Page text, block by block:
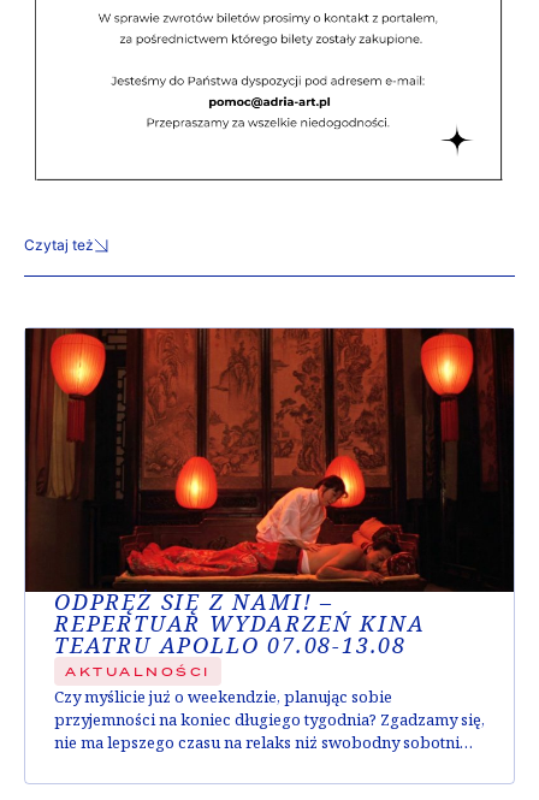
Czytaj też
ODPRĘŻ SIĘ Z NAMI! –
REPERTUAR WYDARZEŃ KINA
TEATRU APOLLO 07.08-13.08
AKTUALNOŚCI
Czy myślicie już o weekendzie, planując sobie
przyjemności na koniec długiego tygodnia? Zgadzamy się,
nie ma lepszego czasu na relaks niż swobodny sobotni
spędzić ten czas! U nas w Apollo jest wszystko, czego